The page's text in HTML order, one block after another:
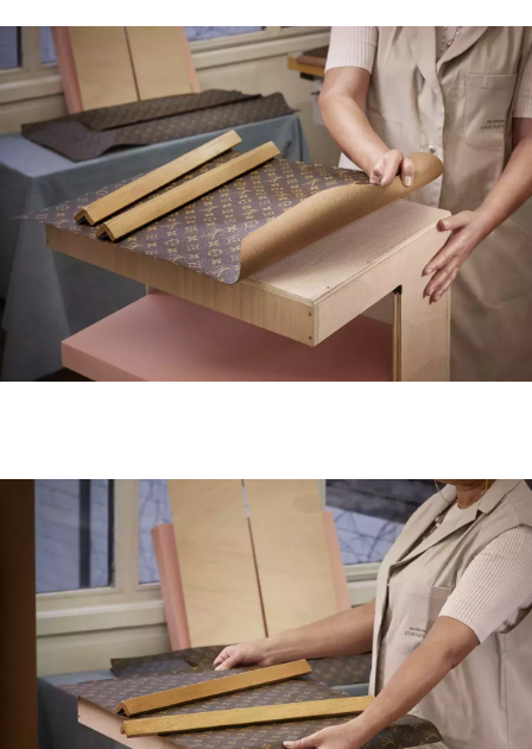
INFORMACE
REDAKCE